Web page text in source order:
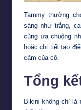
Tammy thường
sáng như trắng,
cũng ưa chuộng
hoặc chi tiết tạo
cảm của cô.
Tổng
Bikini không chỉ là